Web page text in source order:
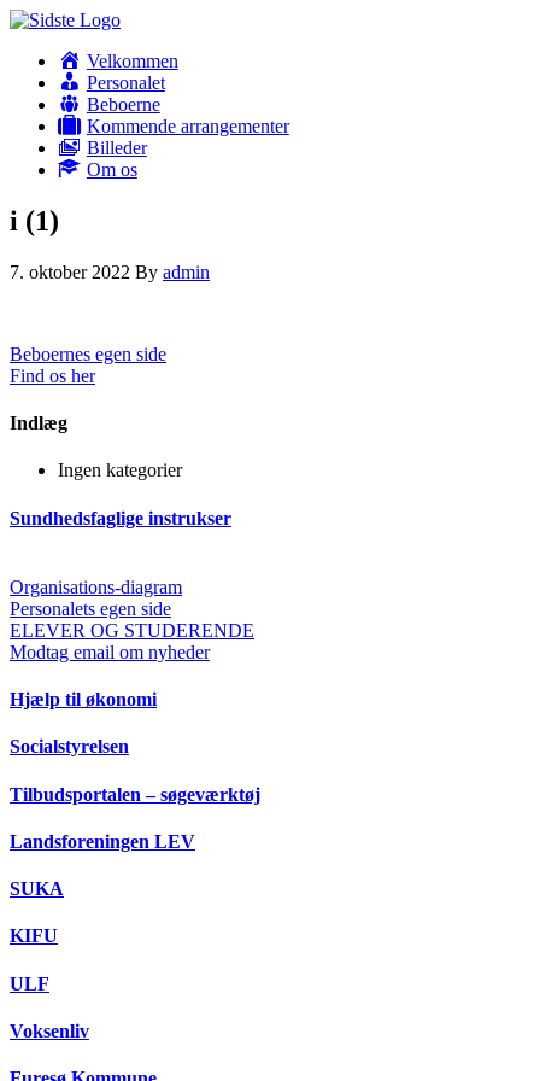
Velkommen
Personalet
Beboerne
Kommende arrangementer
Billeder
Om os
i (1)
7. oktober 2022 By admin
Beboernes egen side
Find os her
Indlæg
Ingen kategorier
Sundhedsfaglige instrukser
Organisations-diagram
Personalets egen side
ELEVER OG STUDERENDE
Modtag email om nyheder
Hjælp til økonomi
Socialstyrelsen
Tilbudsportalen – søgeværktøj
Landsforeningen LEV
SUKA
KIFU
ULF
Voksenliv